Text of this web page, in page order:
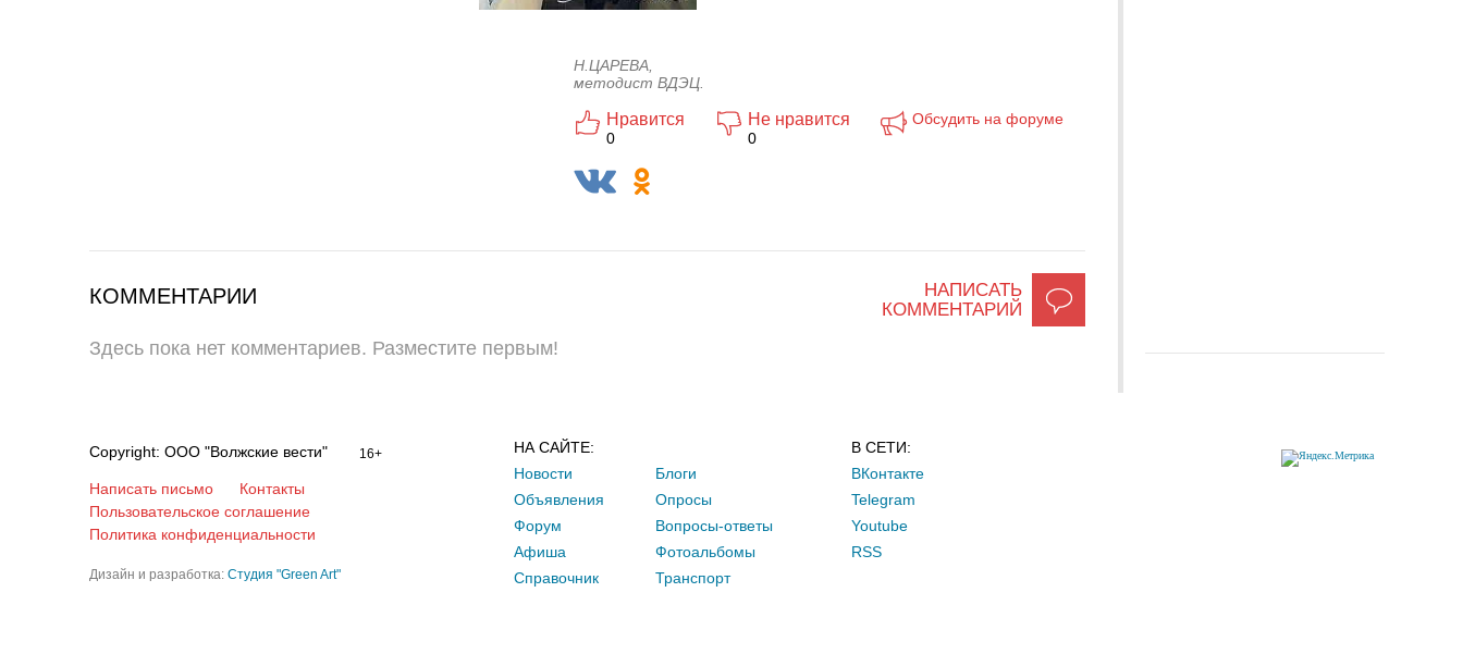
Н.ЦАРЕВА,
методист ВДЭЦ.
Нравится
0
Не нравится
0
Обсудить на форуме
НАПИСАТЬ
КОММЕНТАРИЙ
КОММЕНТАРИИ
Здесь пока нет комментариев. Разместите первым!
Copyright: ООО "Волжские вести" 16+
Написать письмо
Контакты
Пользовательское соглашение
Политика конфиденциальности
Дизайн и разработка: Студия "Green Art"
НА САЙТЕ:
Новости
Объявления
Форум
Афиша
Справочник
Блоги
Опросы
Вопросы-ответы
Фотоальбомы
Транспорт
В СЕТИ:
ВКонтакте
Telegram
Youtube
RSS